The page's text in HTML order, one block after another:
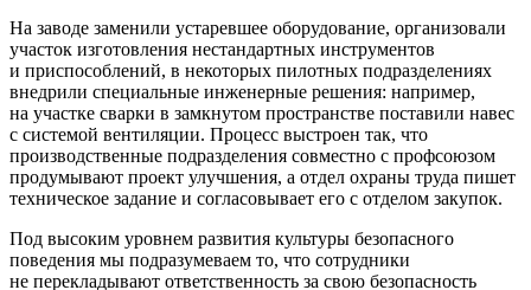
На заводе заменили устаревшее оборудование, организовали
участок изготовления нестандартных инструментов
и приспособлений, в некоторых пилотных подразделениях
внедрили специальные инженерные решения: ​например,
на участке сварки в замкнутом пространстве поставили навес
с системой вентиляции. Процесс выстроен так, что
производственные подразделения совместно с профсоюзом
продумывают проект улучшения, а отдел охраны труда пишет
техническое задание и согласовывает его с отделом закупок.
Под высоким уровнем развития культуры безопасного
поведения мы подразумеваем то, что сотрудники
не перекладывают ответственность за свою безопасность